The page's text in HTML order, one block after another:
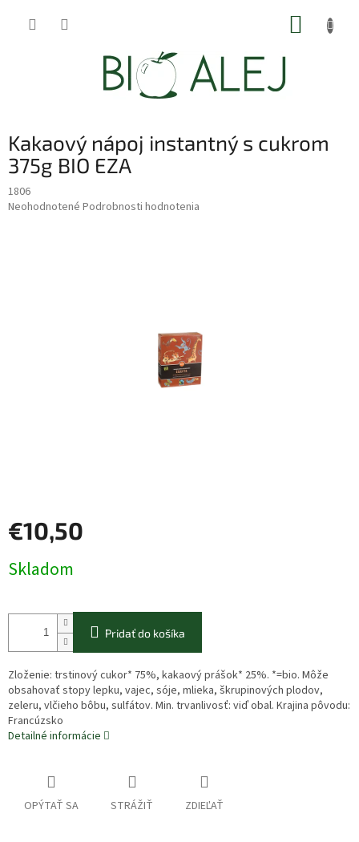
Kakaový nápoj instantný s cukrom
375g BIO EZA
1806
Priemerné
Neohodnotené Podrobnosti hodnotenia
€10,50
cena:
Skladom
Pridať do košíka
Zloženie: trstinový cukor* 75%, kakaový prášok* 25%. *=bio. Môže
obsahovať stopy lepku, vajec, sóje, mlieka, škrupinových plodov,
zeleru, vlčieho bôbu, sulfátov. Min. trvanlivosť: viď obal. Krajina pôvodu:
Francúzsko
Detailné informácie
OPÝTAŤ SA STRÁŽIŤ ZDIEĽAŤ